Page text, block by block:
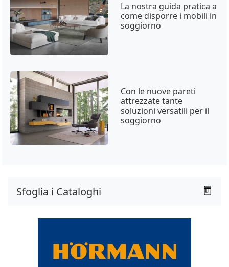
La nostra guida pratica a
come disporre i mobili in
soggiorno
Con le nuove pareti
attrezzate tante
soluzioni versatili per il
soggiorno
Sfoglia i Cataloghi